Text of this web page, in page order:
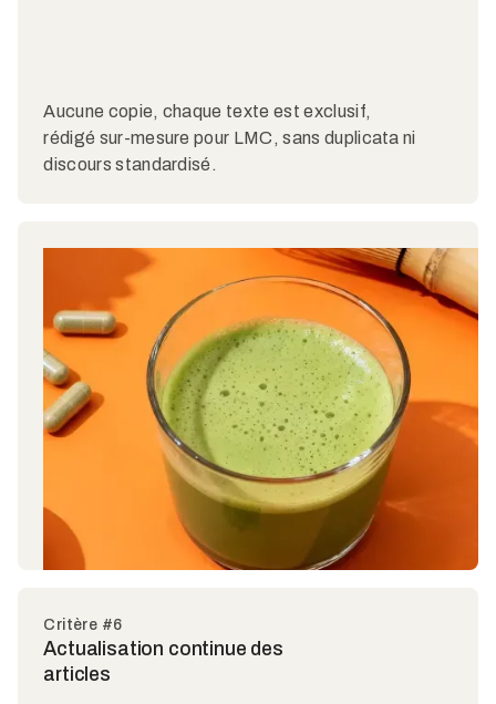
Aucune copie, chaque texte est exclusif,
rédigé sur-mesure pour LMC, sans duplicata ni
discours standardisé.
Critère #6
Actualisation continue des
articles